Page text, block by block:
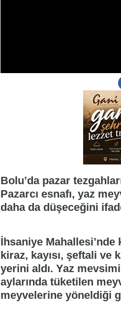
Bolu’da pazar
Pazarcı esnafı, yaz
daha da düşeceğini
İhsaniye Mahallesi’nde
kiraz, kayısı, şeftali ve
yerini aldı. Yaz
aylarında tüketilen
meyvelerine yöneldiği